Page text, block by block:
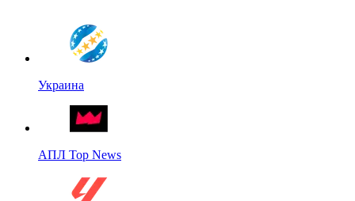
Украина
АПЛ Top News